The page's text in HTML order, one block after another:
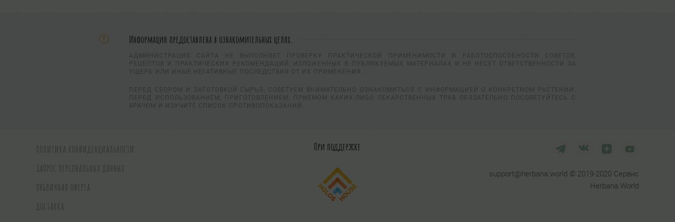
Информация предоставлена в ознакомительных целях.
АДМИНИСТРАЦИЯ САЙТА НЕ ВЫПОЛНЯЕТ ПРОВЕРКУ ПРАКТИЧЕСКОЙ ПРИМЕНИМОСТИ И РАБОТОСПОСОБНОСТИ СОВЕТОВ,
РЕЦЕПТОВ И ПРАКТИЧЕСКИХ РЕКОМЕНДАЦИЙ, ИЗЛОЖЕННЫХ В ПУБЛИКУЕМЫХ МАТЕРИАЛАХ И НЕ НЕСЕТ ОТВЕТСТВЕННОСТИ ЗА
УЩЕРБ ИЛИ ИНЫЕ НЕГАТИВНЫЕ ПОСЛЕДСТВИЯ ОТ ИХ ПРИМЕНЕНИЯ.
ПЕРЕД СБОРОМ И ЗАГОТОВКОЙ СЫРЬЯ, СОВЕТУЕМ ВНИМАТЕЛЬНО ОЗНАКОМИТЬСЯ С ИНФОРМАЦИЕЙ О КОНКРЕТНОМ РАСТЕНИИ.
ПЕРЕД ИСПОЛЬЗОВАНИЕМ, ПРИГОТОВЛЕНИЕМ, ПРИЕМОМ КАКИХ-ЛИБО ЛЕКАРСТВЕННЫХ ТРАВ ОБЯЗАТЕЛЬНО ПОСОВЕТУЙТЕСЬ С
ВРАЧОМ И ИЗУЧИТЕ СПИСОК ПРОТИВОПОКАЗАНИЙ.
ПОЛИТИКА КОНФИДЕНЦИАЛЬНОСТИ
ЗАПРОС ПЕРСОНАЛЬНЫХ ДАННЫХ
ПУБЛИЧНАЯ ОФЕРТА
ДОСТАВКА
При поддержке
support@herbana.world © 2019-2020 Сервис
Herbana.World